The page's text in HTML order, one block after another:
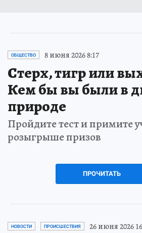
ОБЩЕСТВО 8 июня 2026 8:17
Стерх, тигр или
Кем бы вы были в
природе
Пройдите тест и примите
розыгрыше призов
ПРОЧИТАТЬ
НОВОСТИ ПРОИСШЕСТВИЯ 26 июня 2026